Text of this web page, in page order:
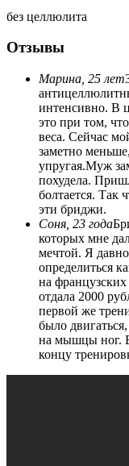
без целлюлита
Отзывы
Марина, 25 лет
интенсивно. В
это при том,
веса. Сейчас
заметно
упругая.Муж
похудела.
болтается. Так
эти бриджи.
Соня, 23 года
которых мне
мечтой. Я
определиться
на
отдала 2000
первой же
было
на мышцы ног.
концу